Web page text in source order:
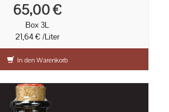
65,00 €
Box 3L
21,64 € /Liter
In den Warenkorb